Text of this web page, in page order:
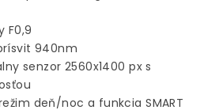
F0,9
940nm
senzor 2560x1400 px s
deň/noc a funkcia SMART